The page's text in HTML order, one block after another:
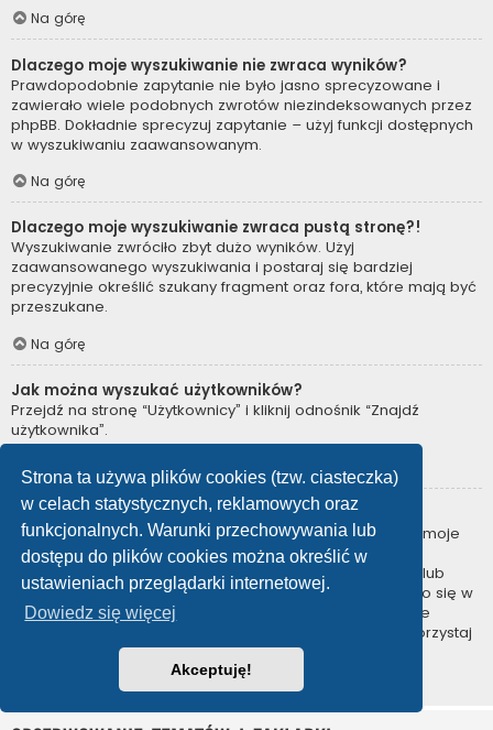
Strona ta używa plików cookies (tzw. ciasteczka)
w celach statystycznych, reklamowych oraz
funkcjonalnych. Warunki przechowywania lub
dostępu do plików cookies można określić w
ustawieniach przeglądarki internetowej.
Dowiedz się więcej
Akceptuję!
Na górę
Dlaczego moje wyszukiwanie nie zwraca wyników?
Prawdopodobnie zapytanie nie było jasno sprecyzowane i
zawierało wiele podobnych zwrotów niezindeksowanych przez
phpBB. Dokładnie sprecyzuj zapytanie – użyj funkcji dostępnych
w wyszukiwaniu zaawansowanym.
Na górę
Dlaczego moje wyszukiwanie zwraca pustą stronę?!
Wyszukiwanie zwróciło zbyt dużo wyników. Użyj
zaawansowanego wyszukiwania i postaraj się bardziej
precyzyjnie określić szukany fragment oraz fora, które mają być
przeszukane.
Na górę
Jak można wyszukać użytkowników?
Przejdź na stronę “Użytkownicy” i kliknij odnośnik “Znajdź
użytkownika”.
Na górę
W jaki sposób można znaleźć swoje posty i tematy?
Swoje posty można znaleźć, klikając odnośnik “Wyświetl moje
posty” znajdujący się w panelu zarządzania kontem lub
odnośnik “Posty użytkownika” na stronie swojego profilu lub
wybierając „Twoje posty” z menu „Więcej…” znajdującego się w
górnym lewym rogu witryny. Jeśli chcesz wyszukać swoje
tematy, użyj strony wyszukiwania zaawansowanego i skorzystaj
z odpowiednich funkcji.